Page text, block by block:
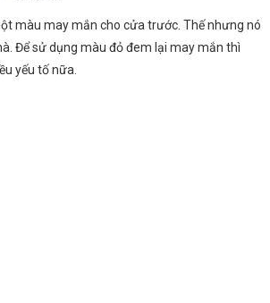
màu may mắn cho cửa trước. Thế nhưng nó
Để sử dụng màu đỏ đem lại may mắn thì
yếu tố nữa.